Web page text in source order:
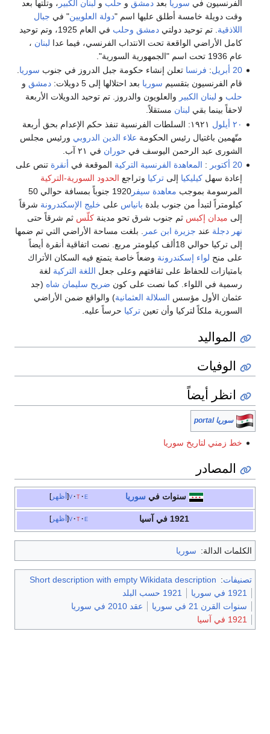
الفرنسيون في سوريا بعددمشق و حلب و لبنان الكبير ، وتلتها بعد
وقت دويلة خامسة أطلق عليها اسم "دولة العلويين" في جبال
اللاذقية . تم توحيد دولتيدمشق وحلب
في العام 1925، وتم توحيد
كامل الأراضي الواقعة تحت الانتداب الفرنسي، فيما عدا لبنان ،
عام 1936 تحت اسم "الجمهورية السورية".
20 أبريل
: فرنسا تعلن إنشاء حكومة جبل الدروز في جنوب سوريا.
قام الفرنسيون بتقسيم سوريا بعد احتلالها إلى 5 دويلات: دمشق و
حلب و لبنان الكبير والعلويون والدروز. تم توحيد الدويلات الأربعة
لاحقاً بينما بقي لبنان مستقلاً.
٢٠ أيلول
١٩٢١: السلطات الفرنسية تنفذ حكم الإعدام بحق أربعة
متّهمين باغتيال رئيس الحكومة علاء الدين الدروبي ورئيس مجلس
الشورى عبد الرحمن اليوسف في حوران في ٢١ آب.
20 أكتوبر
: المعاهدة الفرنسية التركية الموقعة في أنقرة تنص على
إعادة سهلكيليكيا إلىتركيا وتراجع الحدود السورية-التركية
المرسومة بموجب معاهدة سيفر
1920 جنوباً بمسافة حوالي 50
كيلومتراً لتبدأ من جنوب بلدة بانياس على خليج الإسكندرونة شرقاً
إلى ميدان إكبس ثم جنوب شرق تحو مدينةكلّس ثم شرقاً حتى
نهر دجلة عند جزيرة ابن عمر
. بلغت مساحة الأراضي التي تم ضمها
إلى تركيا حوالي 18ألف كيلومتر مربع. نصت اتفاقية أنقرة أيضاً
على منح لواء إسكندرونة وضعاً خاصة يتمتع فيه السكان الأتراك
بامتيازات للحفاظ على ثقافتهم وعلى جعل اللغة التركية لغة
رسمية في اللواء. كما نصت على كون ضريح سليمان شاه (جد
عثمان الأول مؤسس السلالة العثمانية) والواقع ضمن الأراضي
السورية ملكاً لتركيا وأن تعينتركيا حرساً عليه.
المواليد
الوفيات
انظر أيضاً
سوريا portal
خط زمني لتاريخ سوريا
المصادر
أظهر v t e سنوات في سوريا
أظهر v t e 1921 في آسيا
الكلمات الدالة: سوريا
تصنيفات:
Short description with empty Wikidata description
1921 في سوريا
1921 حسب البلد
سنوات القرن 21 في سوريا
عقد 2010 في سوريا
1921 في آسيا